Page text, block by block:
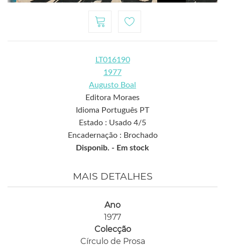
LT016190
1977
Augusto Boal
Editora Moraes
Idioma Português PT
Estado : Usado 4/5
Encadernação : Brochado
Disponib. - Em stock
MAIS DETALHES
Ano
1977
Colecção
Círculo de Prosa